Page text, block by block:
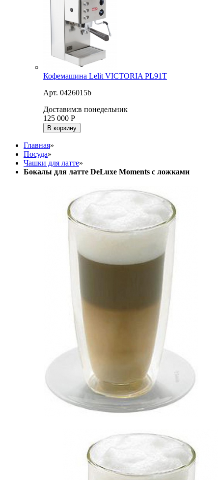
Кофемашина Lelit VICTORIA PL91T
Арт. 0426015b
Доставим:в понедельник
125 000 Р
В корзину
Главная»
Посуда»
Чашки для латте»
Бокалы для латте DeLuxe Moments с ложками